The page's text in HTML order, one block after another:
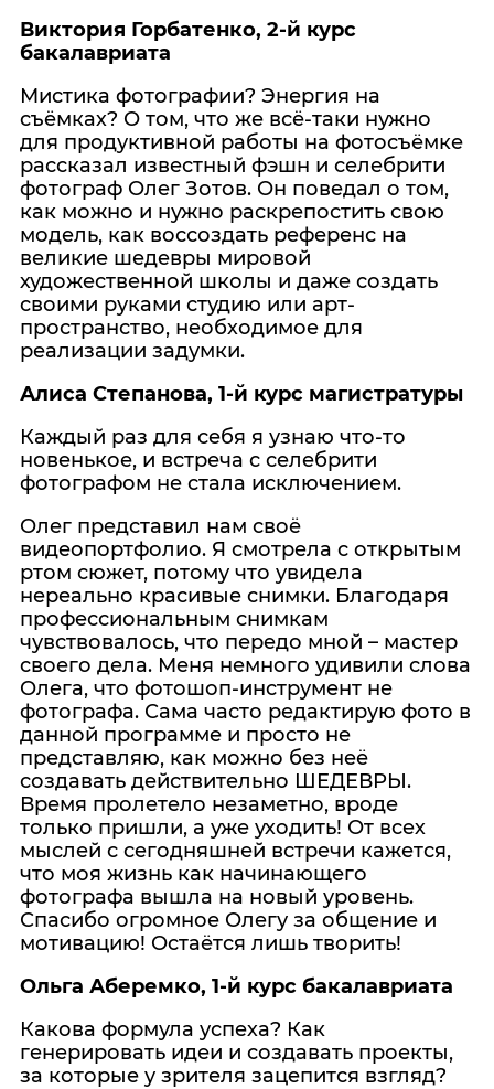
Виктория Горбатенко, 2-й курс
бакалавриата
Мистика фотографии? Энергия на
съёмках? О том, что же всё-таки нужно
для продуктивной работы на фотосъёмке
рассказал известный фэшн и селебрити
фотограф Олег Зотов. Он поведал о том,
как можно и нужно раскрепостить свою
модель, как воссоздать референс на
великие шедевры мировой
художественной школы и даже создать
своими руками студию или арт-
пространство, необходимое для
реализации задумки.
Алиса Степанова, 1-й курс магистратуры
Каждый раз для себя я узнаю что-то
новенькое, и встреча с селебрити
фотографом не стала исключением.
Олег представил нам своё
видеопортфолио. Я смотрела с открытым
ртом сюжет, потому что увидела
нереально красивые снимки. Благодаря
профессиональным снимкам
чувствовалось, что передо мной – мастер
своего дела. Меня немного удивили слова
Олега, что фотошоп-инструмент не
фотографа. Сама часто редактирую фото в
данной программе и просто не
представляю, как можно без неё
создавать действительно ШЕДЕВРЫ.
Время пролетело незаметно, вроде
только пришли, а уже уходить! От всех
мыслей с сегодняшней встречи кажется,
что моя жизнь как начинающего
фотографа вышла на новый уровень.
Спасибо огромное Олегу за общение и
мотивацию! Остаётся лишь творить!
Ольга Аберемко, 1-й курс бакалавриата
Какова формула успеха? Как
генерировать идеи и создавать проекты,
за которые у зрителя зацепится взгляд?